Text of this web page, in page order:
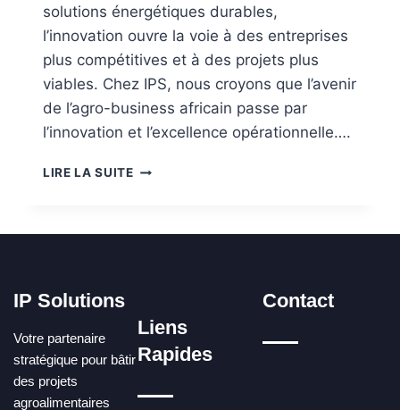
solutions énergétiques durables,
l’innovation ouvre la voie à des entreprises
plus compétitives et à des projets plus
viables. Chez IPS, nous croyons que l’avenir
de l’agro-business africain passe par
l’innovation et l’excellence opérationnelle….
LIRE LA SUITE
IP Solutions
Votre partenaire
stratégique pour bâtir
des projets
agroalimentaires
Liens
Rapides
Contact